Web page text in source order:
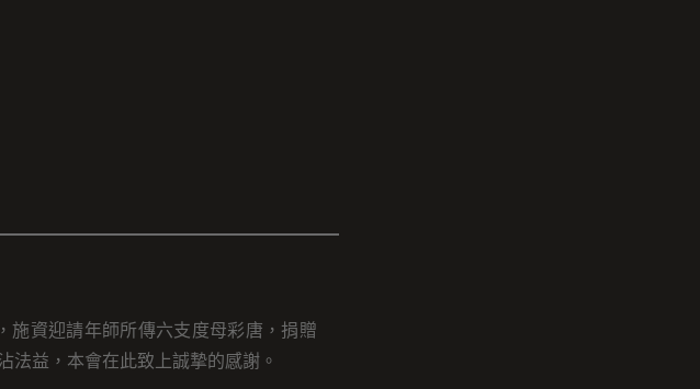
施資迎請年師所傳六支度母彩唐，捐贈
法益，本會在此致上誠摯的感謝。